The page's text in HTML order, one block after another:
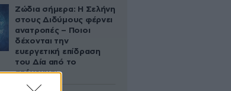
Ζώδια σήμερα: Η Σελήνη
στους Διδύμους φέρνει
ανατροπές – Ποιοι
δέχονται την
ευεργετική επίδραση
του Δία από το
απόγευμα;